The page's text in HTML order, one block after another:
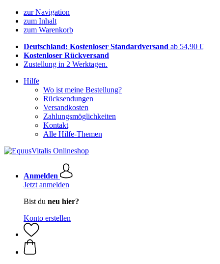
zur Navigation
zum Inhalt
zum Warenkorb
Deutschland: Kostenloser Standardversand ab 54,90 €
Kostenloser Rückversand
Zustellung in 2 Werktagen.
Hilfe
Wo ist meine Bestellung?
Rücksendungen
Versandkosten
Zahlungsmöglichkeiten
Kontakt
Alle Hilfe-Themen
Anmelden
Jetzt anmelden
Bist du neu hier?
Konto erstellen